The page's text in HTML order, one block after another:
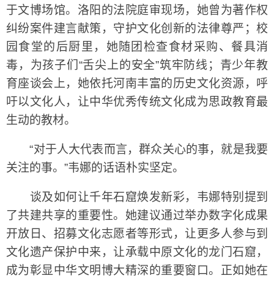
于文博场馆。洛阳的法院庭审现场，她曾为著作权
纠纷案件建言献策，守护文化创新的法律尊严；校
园食堂的后厨里，她随团检查食材采购、餐具消
毒，为孩子们“舌尖上的安全”筑牢防线；青少年教
育座谈会上，她依托河南丰富的历史文化资源，呼
吁以文化人，让中华优秀传统文化成为思政教育最
生动的教材。
“对于人大代表而言，群众关心的事，就是我要
关注的事。”韦娜的话语朴实坚定。
谈及如何让千年石窟焕发新彩，韦娜特别提到
了共建共享的重要性。她建议通过举办数字化成果
开放日、招募文化志愿者等形式，让更多人参与到
文化遗产保护中来，让承载中原文化的龙门石窟，
成为彰显中华文明博大精深的重要窗口。正如她在